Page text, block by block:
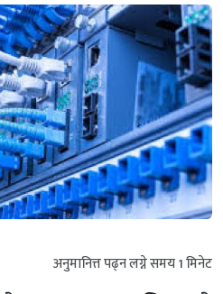
अनुमानित्त पढ्न लग्ने समय1मिनेट